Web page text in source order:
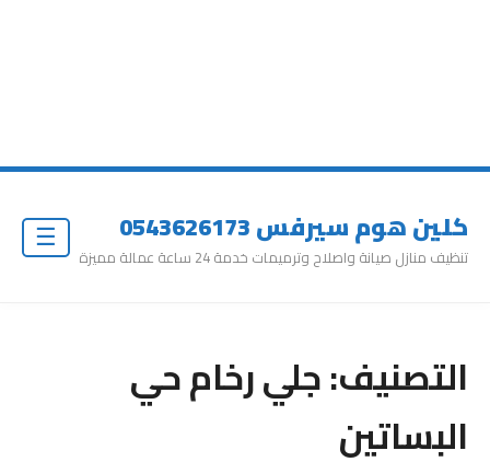
كلين هوم سيرفس 0543626173
تنظيف منازل صيانة واصلاح وترميمات خدمة 24 ساعة عمالة مميزة
التصنيف:جلي رخام حي
البساتين